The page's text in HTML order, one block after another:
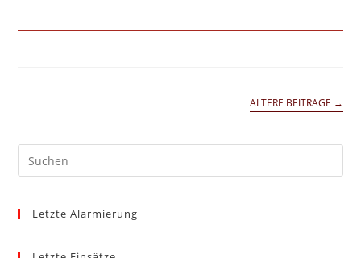
ÄLTERE BEITRÄGE →
Letzte Alarmierung